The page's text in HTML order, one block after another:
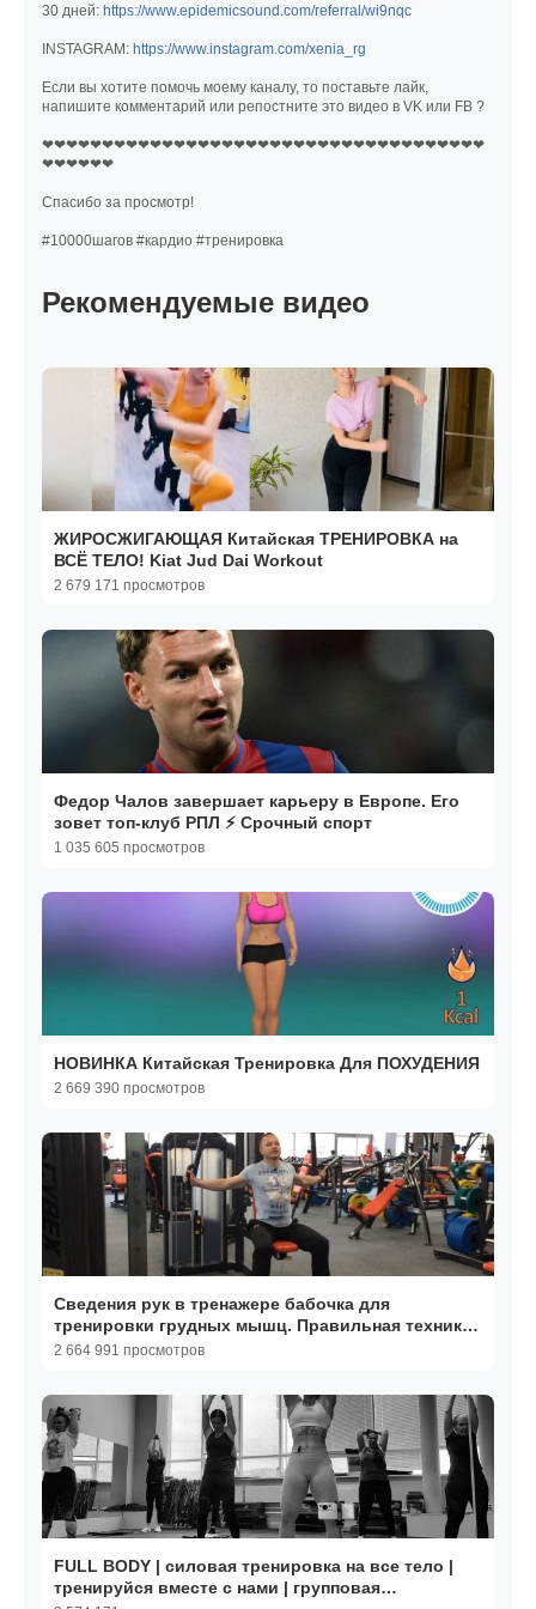
30 дней: https://www.epidemicsound.com/referral/wi9nqc
INSTAGRAM: https://www.instagram.com/xenia_rg
Если вы хотите помочь моему каналу, то поставьте лайк,
напишите комментарий или репостните это видео в VK или FB ?
❤❤❤❤❤❤❤❤❤❤❤❤❤❤❤❤❤❤❤❤❤❤❤❤❤❤❤❤❤❤❤❤❤❤❤❤❤
❤❤❤❤❤❤
Спасибо за просмотр!
#10000шагов #кардио #тренировка
Рекомендуемые видео
ЖИРОСЖИГАЮЩАЯ Китайская ТРЕНИРОВКА на
ВСЁ ТЕЛО! Kiat Jud Dai Workout
2 679 171 просмотров
Федор Чалов завершает карьеру в Европе. Его
зовет топ-клуб РПЛ ⚡️ Срочный спорт
1 035 605 просмотров
НОВИНКА Китайская Тренировка Для ПОХУДЕНИЯ
2 669 390 просмотров
Сведения рук в тренажере бабочка для
тренировки грудных мышц. Правильная техника
упражнения в видео
2 664 991 просмотров
FULL BODY | силовая тренировка на все тело |
тренируйся вместе с нами | групповая